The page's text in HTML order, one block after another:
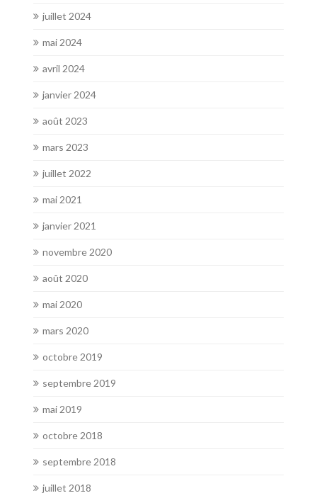
juillet 2024
mai 2024
avril 2024
janvier 2024
août 2023
mars 2023
juillet 2022
mai 2021
janvier 2021
novembre 2020
août 2020
mai 2020
mars 2020
octobre 2019
septembre 2019
mai 2019
octobre 2018
septembre 2018
juillet 2018